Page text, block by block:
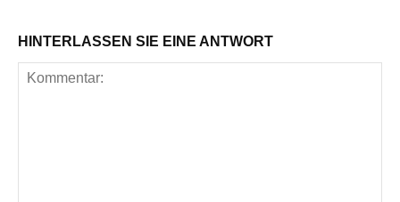
HINTERLASSEN SIE EINE ANTWORT